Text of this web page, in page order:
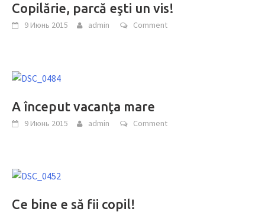
Copilărie, parcă eşti un vis!
9 Июнь 2015 admin Comment
A început vacanţa mare
9 Июнь 2015 admin Comment
Ce bine e să fii copil!